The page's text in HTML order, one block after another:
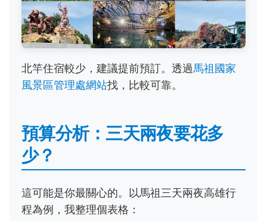
北竿住宿較少，建議提前預訂。透過馬祖國家
風景區管理處網站找，比較可靠。
預算分析：三天兩夜要花多
少？
這可能是你最關心的。以馬祖三天兩夜高雄行
程為例，我整理個表格：